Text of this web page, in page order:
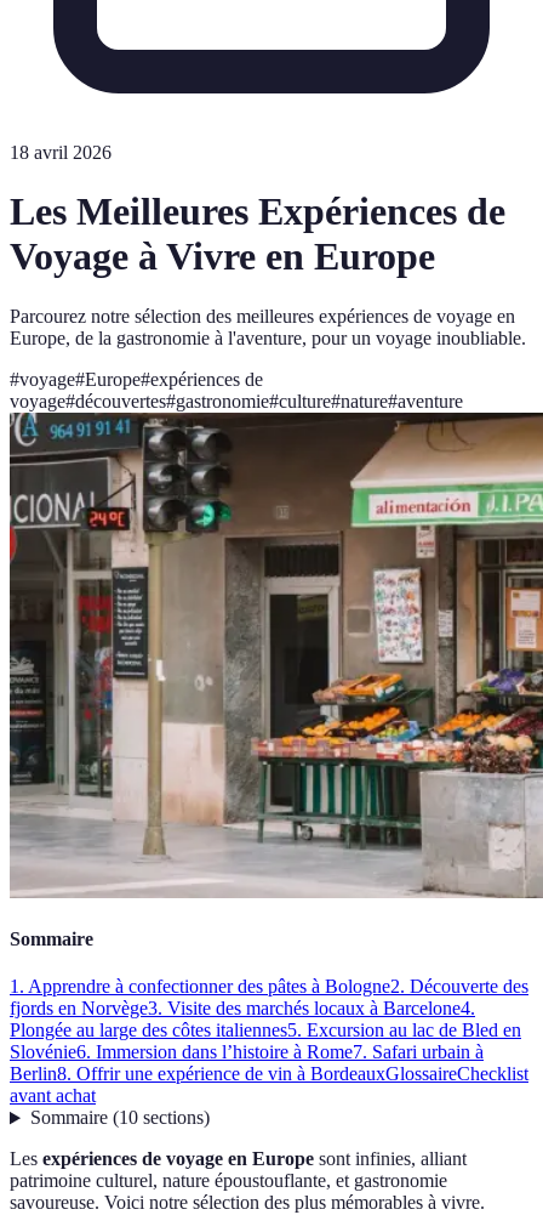
18 avril 2026
Les Meilleures Expériences de
Voyage à Vivre en Europe
Parcourez notre sélection des meilleures expériences de voyage en
Europe, de la gastronomie à l'aventure, pour un voyage inoubliable.
#voyage#Europe#expériences de
voyage#découvertes#gastronomie#culture#nature#aventure
Sommaire
1. Apprendre à confectionner des pâtes à Bologne2. Découverte des
fjords en Norvège3. Visite des marchés locaux à Barcelone4.
Plongée au large des côtes italiennes5. Excursion au lac de Bled en
Slovénie6. Immersion dans l’histoire à Rome7. Safari urbain à
Berlin8. Offrir une expérience de vin à BordeauxGlossaireChecklist
avant achat
Sommaire(10 sections)
Les expériences de voyage en Europe sont infinies, alliant
patrimoine culturel, nature époustouflante, et gastronomie
savoureuse. Voici notre sélection des plus mémorables à vivre.